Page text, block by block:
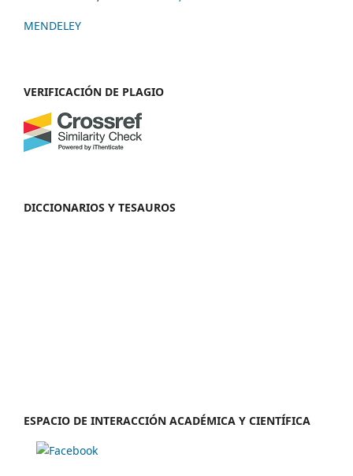
MENDELEY
VERIFICACIÓN DE PLAGIO
DICCIONARIOS Y TESAUROS
ESPACIO DE INTERACCIÓN ACADÉMICA Y CIENTÍFICA